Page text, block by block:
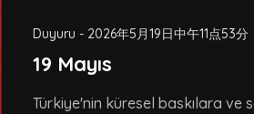
Duyuru - 2026年5月19日中午11点53分
19 Mayıs
Türkiye'nin küresel baskılara ve